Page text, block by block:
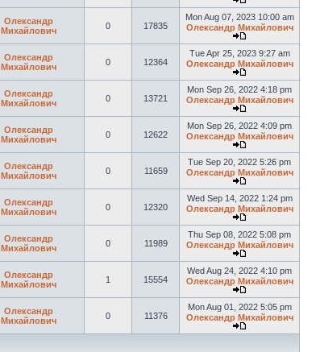
Олександр
Михайлович
0 17835
Mon Aug 07, 2023 10:00 am
Олександр Михайлович
Олександр
Михайлович
0 12364
Tue Apr 25, 2023 9:27 am
Олександр Михайлович
Олександр
Михайлович
0 13721
Mon Sep 26, 2022 4:18 pm
Олександр Михайлович
Олександр
Михайлович
0 12622
Mon Sep 26, 2022 4:09 pm
Олександр Михайлович
Олександр
Михайлович
0 11659
Tue Sep 20, 2022 5:26 pm
Олександр Михайлович
Олександр
Михайлович
0 12320
Wed Sep 14, 2022 1:24 pm
Олександр Михайлович
Олександр
Михайлович
0 11989
Thu Sep 08, 2022 5:08 pm
Олександр Михайлович
Олександр
Михайлович
1 15554
Wed Aug 24, 2022 4:10 pm
Олександр Михайлович
Олександр
Михайлович
0 11376
Mon Aug 01, 2022 5:05 pm
Олександр Михайлович